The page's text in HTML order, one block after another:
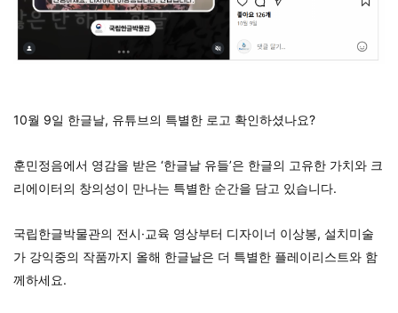
10월 9일 한글날, 유튜브의 특별한 로고 확인하셨나요?
훈민정음에서 영감을 받은 ‘한글날 유들’은 한글의 고유한 가치와 크
리에이터의 창의성이 만나는 특별한 순간을 담고 있습니다.
국립한글박물관의 전시·교육 영상부터 디자이너 이상봉, 설치미술
가 강익중의 작품까지 올해 한글날은 더 특별한 플레이리스트와 함
께하세요.